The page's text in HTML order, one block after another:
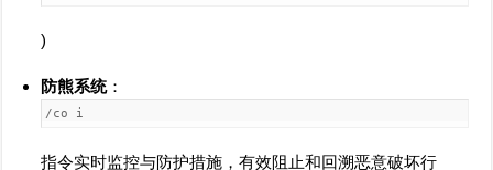
)
防熊系统：
/co i
指令实时监控与防护措施，有效阻止和回溯恶意破坏行